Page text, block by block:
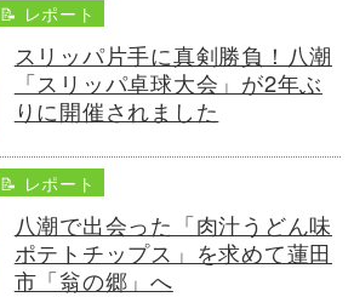
📝 レポート
スリッパ片手に真剣勝負！八潮
「スリッパ卓球大会」が2年ぶ
りに開催されました
📝 レポート
八潮で出会った「肉汁うどん味
ポテトチップス」を求めて蓮田
市「翁の郷」へ